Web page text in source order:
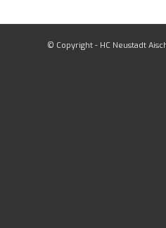
© Copyright - HC Neustadt